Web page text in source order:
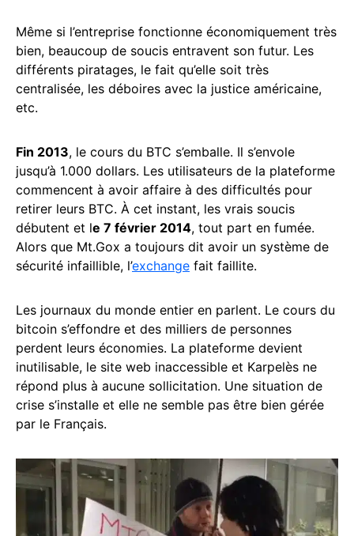
Même si l’entreprise fonctionne économiquement très
bien, beaucoup de soucis entravent son futur. Les
différents piratages, le fait qu’elle soit très
centralisée, les déboires avec la justice américaine,
etc.
Fin 2013, le cours du BTC s’emballe. Il s’envole
jusqu’à 1.000 dollars. Les utilisateurs de la plateforme
commencent à avoir affaire à des difficultés pour
retirer leurs BTC. À cet instant, les vrais soucis
débutent et le 7 février 2014, tout part en fumée.
Alors que Mt.Gox a toujours dit avoir un système de
sécurité infaillible, l’exchange fait faillite.
Les journaux du monde entier en parlent. Le cours du
bitcoin s’effondre et des milliers de personnes
perdent leurs économies. La plateforme devient
inutilisable, le site web inaccessible et Karpelès ne
répond plus à aucune sollicitation. Une situation de
crise s’installe et elle ne semble pas être bien gérée
par le Français.